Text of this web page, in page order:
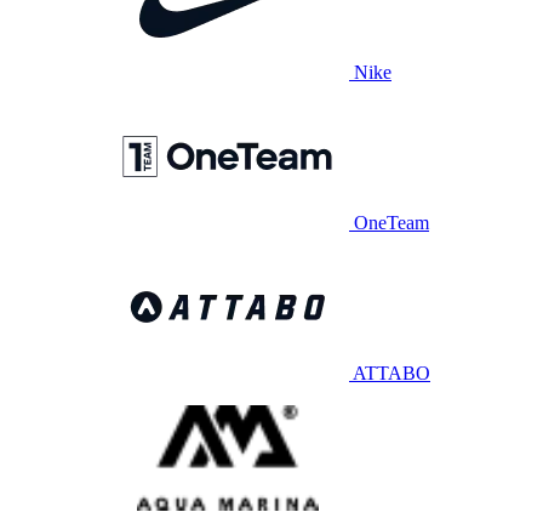
Nike
OneTeam
ATTABO